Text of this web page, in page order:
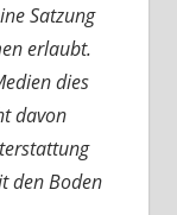
Satzung
erlaubt.
dies
davon
den Boden